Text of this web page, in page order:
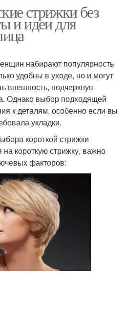
стрижки без
и идеи для
набирают популярность
удобны в уходе, но и могут
внешность, подчеркнув
Однако выбор подходящей
к деталям, особенно если вы
укладки.
короткой стрижки
короткую стрижку, важно
факторов: